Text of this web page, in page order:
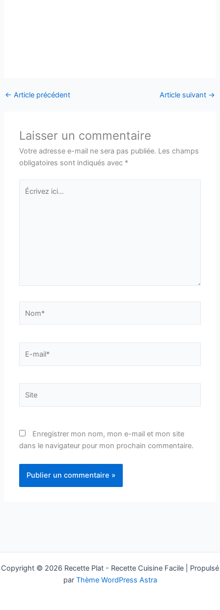
← Article précédent Article suivant →
Laisser un commentaire
Votre adresse e-mail ne sera pas publiée. Les champs
obligatoires sont indiqués avec *
Écrivez
ici…
mail*
Enregistrer mon nom, mon e-mail et mon site
dans le navigateur pour mon prochain commentaire.
Copyright © 2026 Recette Plat - Recette Cuisine Facile | Propulsé
par Thème WordPress Astra